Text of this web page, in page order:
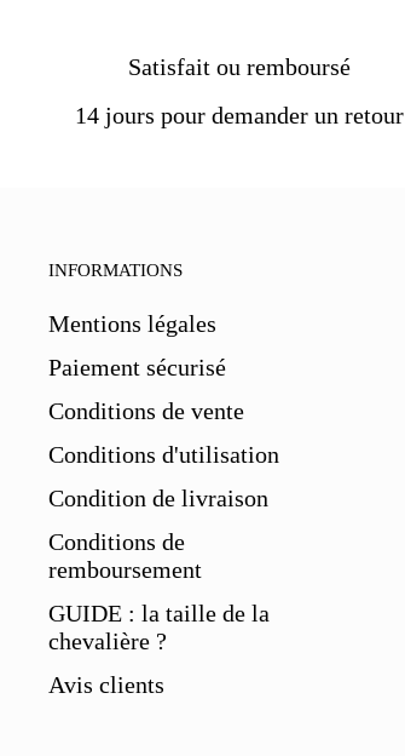
Satisfait ou remboursé
14 jours pour demander un retour
INFORMATIONS
Mentions légales
Paiement sécurisé
Conditions de vente
Conditions d'utilisation
Condition de livraison
Conditions de
remboursement
GUIDE : la taille de la
chevalière ?
Avis clients